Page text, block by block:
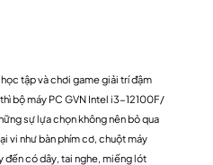
tập và chơi game giải trí đậm
bộ máy PC GVN Intel i3-12100F/
sự lựa chọn không nên bỏ qua
vi như bàn phím cơ, chuột máy
đến có dây, tai nghe, miếng lót